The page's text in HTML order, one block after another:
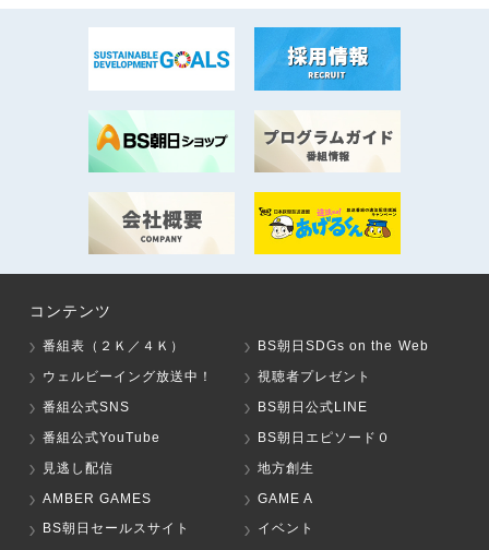
コンテンツ
番組表（２Ｋ／４Ｋ）
BS朝日SDGs on the Web
ウェルビーイング放送中！
視聴者プレゼント
番組公式SNS
BS朝日公式LINE
番組公式YouTube
BS朝日エピソード０
見逃し配信
地方創生
AMBER GAMES
GAME A
BS朝日セールスサイト
イベント